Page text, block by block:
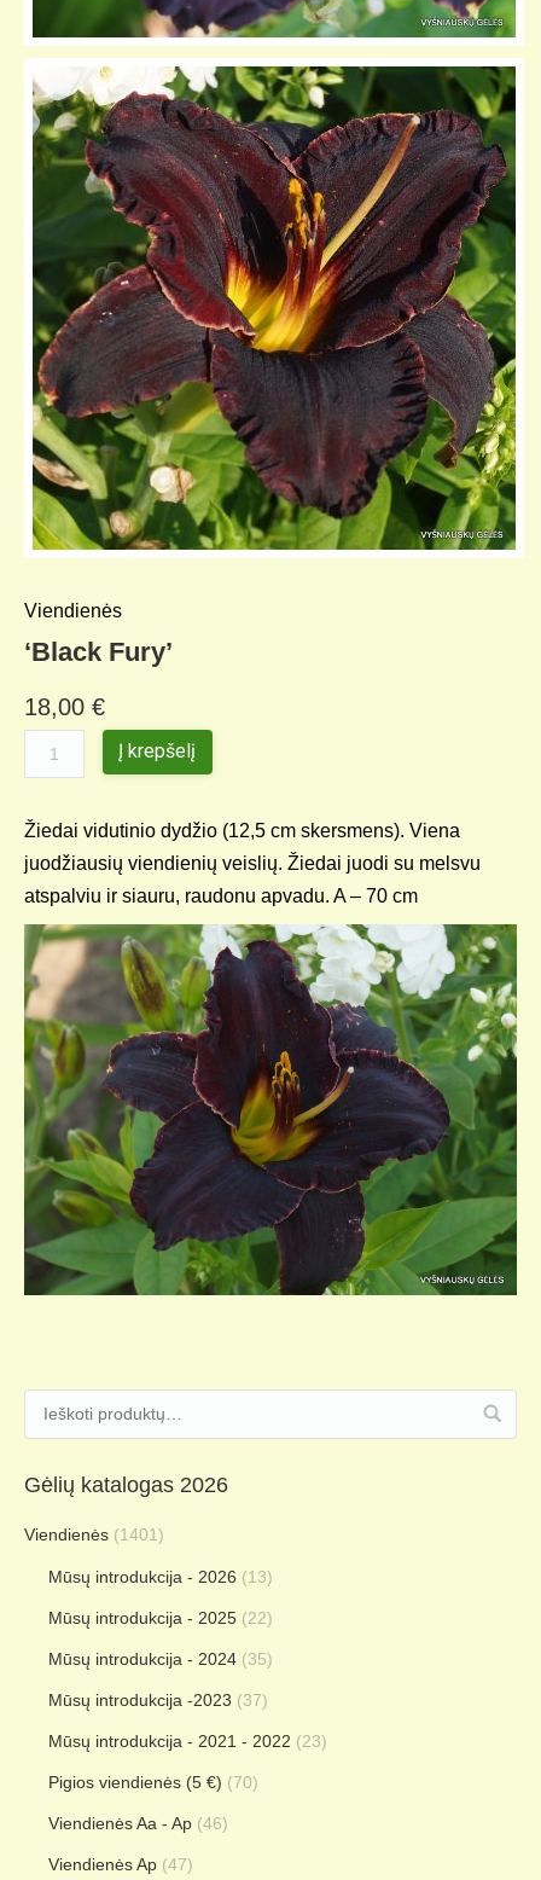
Viendienės
‘Black Fury’
18,00 €
Į krepšelį
Žiedai vidutinio dydžio (12,5 cm skersmens). Viena
juodžiausių viendienių veislių. Žiedai juodi su melsvu
atspalviu ir siauru, raudonu apvadu. A – 70 cm
Gėlių katalogas 2026
Viendienės (1401)
Mūsų introdukcija - 2026 (13)
Mūsų introdukcija - 2025 (22)
Mūsų introdukcija - 2024 (35)
Mūsų introdukcija -2023 (37)
Mūsų introdukcija - 2021 - 2022 (23)
Pigios viendienės (5 €) (70)
Viendienės Aa - Ap (46)
Viendienės Ap (47)